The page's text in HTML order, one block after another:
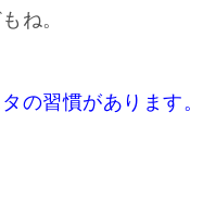
ね。
の習慣があります。